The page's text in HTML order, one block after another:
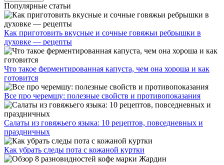
Популярные статьи
Как приготовить вкусные и сочные говяжьи ребрышки в
духовке — рецепты
Что такое ферментированная капуста, чем она хороша и как
готовится
Все про черемшу: полезные свойств и противопоказания
Салаты из говяжьего языка: 10 рецептов, повседневных и
праздничных
Как убрать следы пота с кожаной куртки